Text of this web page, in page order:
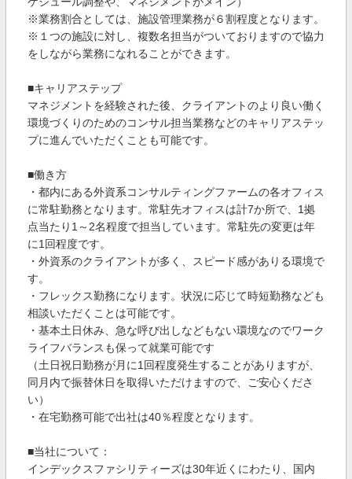
※業務割合としては、施設管理業務が６割程度となります。
※１つの施設に対し、複数名担当がついておりますので協力
をしながら業務になれることができます。
■キャリアステップ
マネジメントを経験された後、クライアントのより良い働く
環境づくりのためのコンサル担当業務などのキャリアステッ
プに進んでいただくことも可能です。
■働き方
・都内にある外資系コンサルティングファームの各オフィス
に常駐勤務となります。常駐先オフィスは計7か所で、1拠
点当たり1～2名程度で担当しています。常駐先の変更は年
に1回程度です。
・外資系のクライアントが多く、スピード感がありる環境で
す。
・フレックス勤務になります。状況に応じて時短勤務なども
相談いただくことは可能です。
・基本土日休み、急な呼び出しなどもない環境なのでワーク
ライフバランスも保って就業可能です
（土日祝日勤務が月に1回程度発生することがありますが、
同月内で振替休日を取得いただけますので、ご安心くださ
い）
・在宅勤務可能で出社は40％程度となります。
■当社について：
インデックスファシリティーズは30年近くにわたり、国内